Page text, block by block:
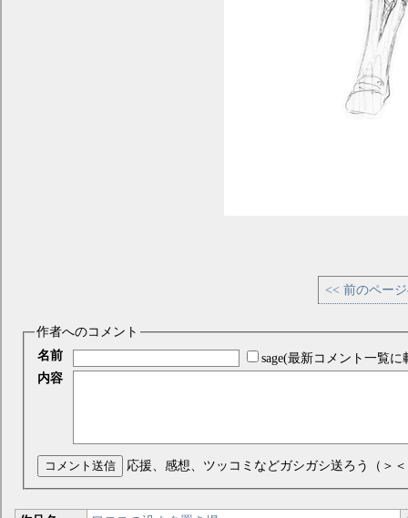
<< 前のペー
作者へのコメント
名前
sage(最新コメント一覧に
内容
コメント送信 応援、感想、ツッコミなどガシガシ送ろう（＞